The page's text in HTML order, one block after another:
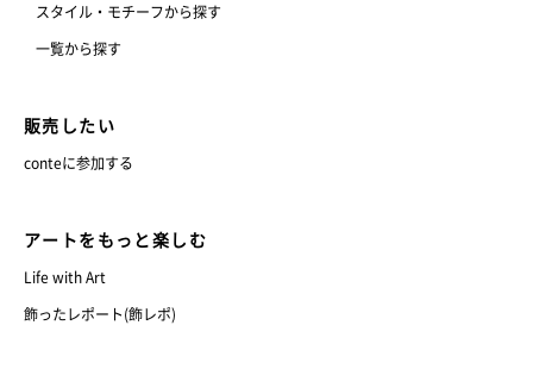
スタイル・モチーフから探す
一覧から探す
販売したい
conteに参加する
アートをもっと楽しむ
Life with Art
飾ったレポート(飾レポ)